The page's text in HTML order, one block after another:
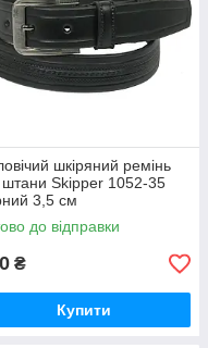
шкіряний ремінь
штани Skipper 1052-35
3,5 см
до відправки
₴
Купити